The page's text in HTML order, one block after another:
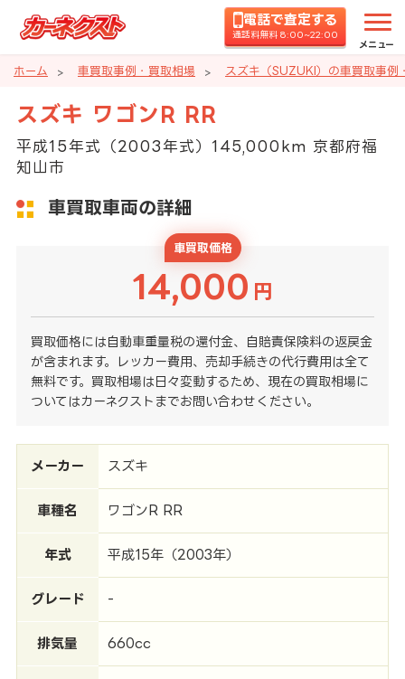
電話で査定する
通話料無料 8:00~22:00
メニュー
ホーム 車買取事例・買取相場 スズキ（SUZUKI）の車買取事例
スズキ ワゴンR RR
平成15年式（2003年式）145,000km 京都府福
知山市
車買取車両の詳細
車買取価格
14,000 円
買取価格には自動車重量税の還付金、自賠責保険料の返戻金
が含まれます。レッカー費用、売却手続きの代行費用は全て
無料です。買取相場は日々変動するため、現在の買取相場に
ついてはカーネクストまでお問い合わせください。
メーカー スズキ
車種名 ワゴンR RR
年式 平成15年（2003年）
グレード -
排気量 660cc